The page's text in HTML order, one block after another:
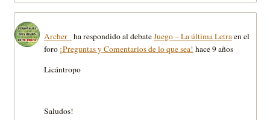
Archer_ ha respondido al debateJuego – La última Letraen el
foro ¡Preguntas y Comentarios de lo que sea! hace 9 años
Licántropo
Saludos!